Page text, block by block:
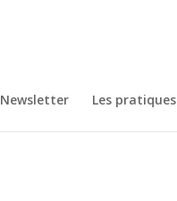
Newsletter Les pratiques